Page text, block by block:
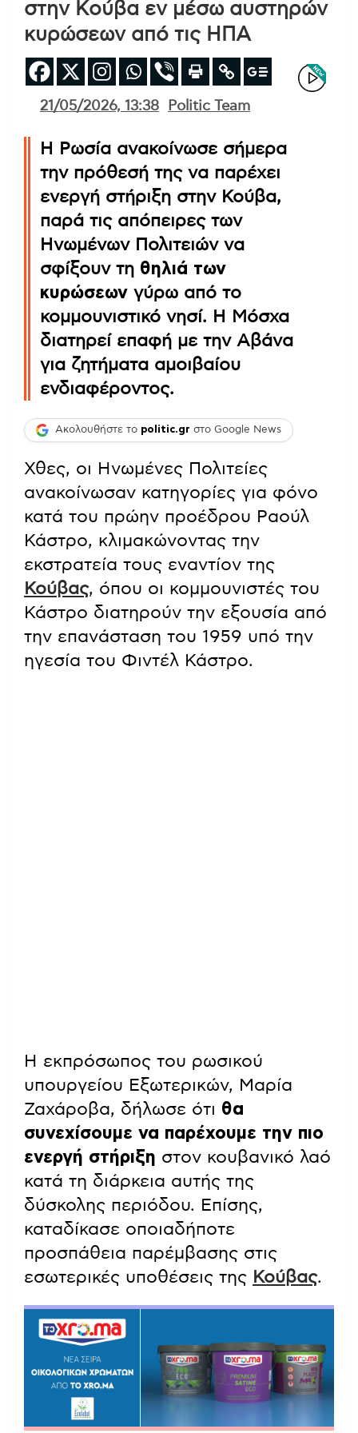
στην Κούβα εν μέσω αυστηρών
κυρώσεων από τις ΗΠΑ
21/05/2026, 13:38 Politic Team
Η Ρωσία ανακοίνωσε σήμερα
την πρόθεσή της να παρέχει
ενεργή στήριξη στην Κούβα,
παρά τις απόπειρες των
Ηνωμένων Πολιτειών να
σφίξουν τη θηλιά των
κυρώσεων γύρω από το
κομμουνιστικό νησί. Η Μόσχα
διατηρεί επαφή με την Αβάνα
για ζητήματα αμοιβαίου
ενδιαφέροντος.
Ακολουθήστε το politic.gr στο Google News
Χθες, οι Ηνωμένες Πολιτείες
ανακοίνωσαν κατηγορίες για φόνο
κατά του πρώην προέδρου Ραούλ
Κάστρο, κλιμακώνοντας την
εκστρατεία τους εναντίον της
Κούβας, όπου οι κομμουνιστές του
Κάστρο διατηρούν την εξουσία από
την επανάσταση του 1959 υπό την
ηγεσία του Φιντέλ Κάστρο.
Η εκπρόσωπος του ρωσικού
υπουργείου Εξωτερικών, Μαρία
Ζαχάροβα, δήλωσε ότι θα
συνεχίσουμε να παρέχουμε την πιο
ενεργή στήριξη στον κουβανικό λαό
κατά τη διάρκεια αυτής της
δύσκολης περιόδου. Επίσης,
καταδίκασε οποιαδήποτε
προσπάθεια παρέμβασης στις
εσωτερικές υποθέσεις της Κούβας.